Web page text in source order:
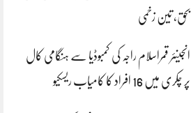
بحق، تین زخمی
انجینئر قمراسلام راجہ کی کمبوڈیا سے ہنگامی کال
پر چکری میں 16 افراد کا کامیاب ریسکیو